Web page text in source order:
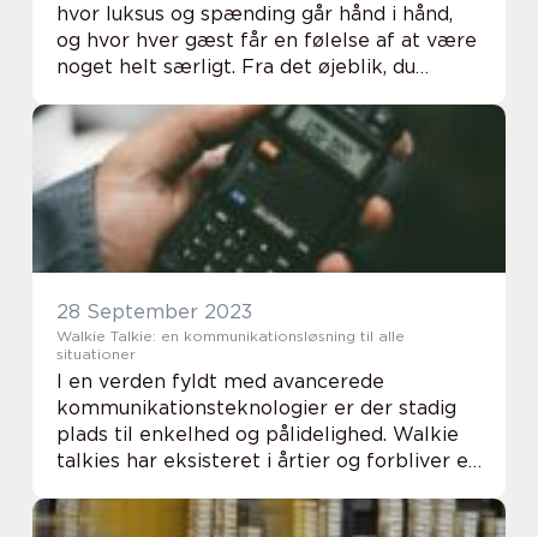
hvor luksus og spænding går hånd i hånd,
og hvor hver gæst får en følelse af at være
noget helt særligt. Fra det øjeblik, du
grandiositet og glamour, som kun et ægte ...
28 September 2023
Walkie Talkie: en kommunikationsløsning til alle
situationer
I en verden fyldt med avancerede
kommunikationsteknologier er der stadig
plads til enkelhed og pålidelighed. Walkie
talkies har eksisteret i årtier og forbliver en
forskellige situationer. Fra ...